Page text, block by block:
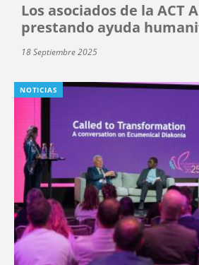
Los asociados de la ACT
prestando ayuda
18 Septiembre 2025
NOTICIAS